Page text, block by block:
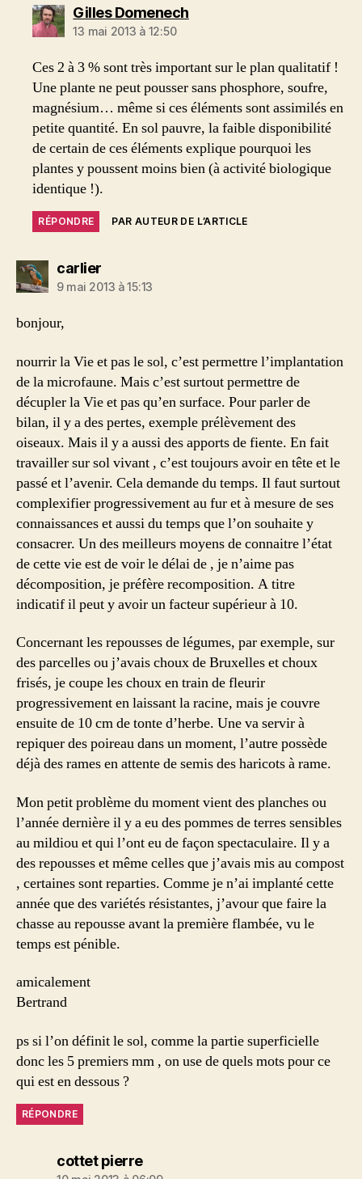
Gilles Domenechdit :
13 mai 2013 à 12:50
Ces 2 à 3 % sont très important sur le plan qualitatif !
Une plante ne peut pousser sans phosphore, soufre,
magnésium… même si ces éléments sont assimilés en
petite quantité. En sol pauvre, la faible disponibilité
de certain de ces éléments explique pourquoi les
plantes y poussent moins bien (à activité biologique
identique !).
RÉPONDRE PAR AUTEUR DE L’ARTICLE
carlierdit :
9 mai 2013 à 15:13
bonjour,
nourrir la Vie et pas le sol, c’est permettre l’implantation
de la microfaune. Mais c’est surtout permettre de
décupler la Vie et pas qu’en surface. Pour parler de
bilan, il y a des pertes, exemple prélèvement des
oiseaux. Mais il y a aussi des apports de fiente. En fait
travailler sur sol vivant , c’est toujours avoir en tête et le
passé et l’avenir. Cela demande du temps. Il faut surtout
complexifier progressivement au fur et à mesure de ses
connaissances et aussi du temps que l’on souhaite y
consacrer. Un des meilleurs moyens de connaitre l’état
de cette vie est de voir le délai de , je n’aime pas
décomposition, je préfère recomposition. A titre
indicatif il peut y avoir un facteur supérieur à 10.
Concernant les repousses de légumes, par exemple, sur
des parcelles ou j’avais choux de Bruxelles et choux
frisés, je coupe les choux en train de fleurir
progressivement en laissant la racine, mais je couvre
ensuite de 10 cm de tonte d’herbe. Une va servir à
repiquer des poireau dans un moment, l’autre possède
déjà des rames en attente de semis des haricots à rame.
Mon petit problème du moment vient des planches ou
l’année dernière il y a eu des pommes de terres sensibles
au mildiou et qui l’ont eu de façon spectaculaire. Il y a
des repousses et même celles que j’avais mis au compost
, certaines sont reparties. Comme je n’ai implanté cette
année que des variétés résistantes, j’avour que faire la
chasse au repousse avant la première flambée, vu le
temps est pénible.
amicalement
Bertrand
ps si l’on définit le sol, comme la partie superficielle
donc les 5 premiers mm , on use de quels mots pour ce
qui est en dessous ?
RÉPONDRE
cottet pierredit :